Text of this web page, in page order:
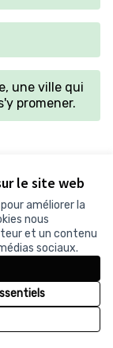
le site web
améliorer la
nous
et un contenu
sociaux.
une ville qui
promener.
Licence
(Lien